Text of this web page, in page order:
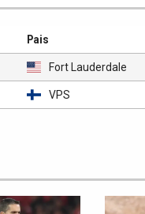
Pais
Fort Lauderdale
VPS